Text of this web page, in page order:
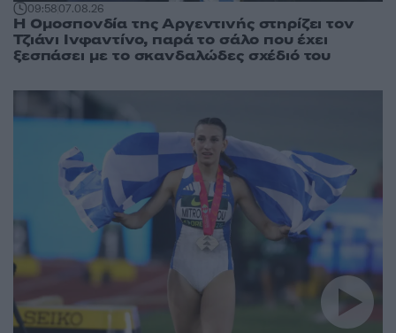
09:5807.08.26
Η Ομοσπονδία της Αργεντινής στηρίζει τον
Τζιάνι Ινφαντίνο, παρά το σάλο που έχει
ξεσπάσει με το σκανδαλώδες σχέδιό του